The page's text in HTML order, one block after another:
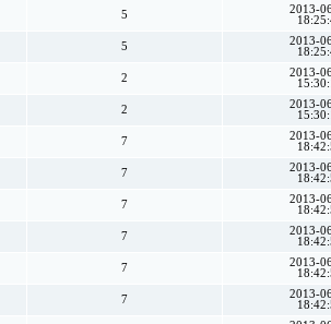
5
2013-
5
2013-
2
2013-
2
2013-
7
2013-
7
2013-
7
2013-
7
2013-
7
2013-
7
2013-